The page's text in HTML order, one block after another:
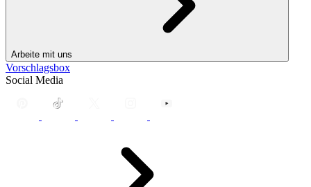
Arbeite mit uns
Vorschlagsbox
Social Media